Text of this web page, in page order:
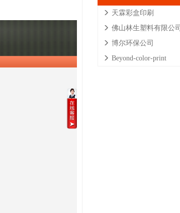
天霖彩盒印刷
佛山林生塑料有限公司
博尔环保公司
Beyond-color-print